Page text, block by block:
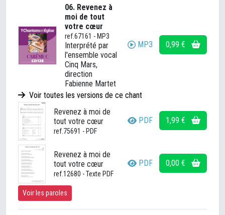
06. Revenez à
moi de tout
votre cœur
ref.67161 - MP3
Interprété par
l'ensemble vocal
Cinq Mars,
direction
Fabienne Martet
MP3 0,99 €
Voir toutes les versions de ce chant
Revenez à moi de
tout votre cœur
ref.75691 - PDF
PDF 1,99 €
Revenez à moi de
tout votre cœur
ref.12680 - Texte PDF
PDF 0,00 €
Voir les paroles